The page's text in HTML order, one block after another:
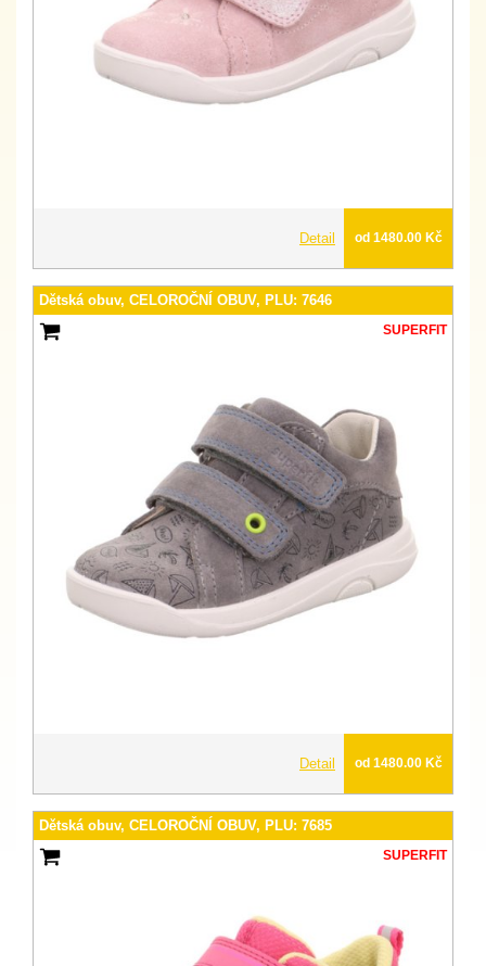
Detail od 1480.00 Kč
Dětská obuv, CELOROČNÍ OBUV, PLU: 7646
SUPERFIT
Detail od 1480.00 Kč
Dětská obuv, CELOROČNÍ OBUV, PLU: 7685
SUPERFIT